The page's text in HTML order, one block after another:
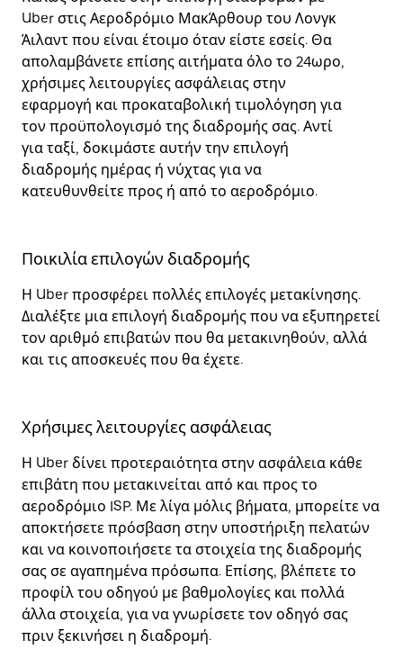
Uber στις Αεροδρόμιο ΜακΆρθουρ του Λονγκ
Άιλαντ που είναι έτοιμο όταν είστε εσείς. Θα
απολαμβάνετε επίσης αιτήματα όλο το 24ωρο,
χρήσιμες λειτουργίες ασφάλειας στην
εφαρμογή και προκαταβολική τιμολόγηση για
τον προϋπολογισμό της διαδρομής σας. Αντί
για ταξί, δοκιμάστε αυτήν την επιλογή
διαδρομής ημέρας ή νύχτας για να
κατευθυνθείτε προς ή από το αεροδρόμιο.
Ποικιλία επιλογών διαδρομής
Η Uber προσφέρει πολλές επιλογές μετακίνησης.
Διαλέξτε μια επιλογή διαδρομής που να εξυπηρετεί
τον αριθμό επιβατών που θα μετακινηθούν, αλλά
και τις αποσκευές που θα έχετε.
Χρήσιμες λειτουργίες ασφάλειας
Η Uber δίνει προτεραιότητα στην ασφάλεια κάθε
επιβάτη που μετακινείται από και προς το
αεροδρόμιο ISP. Με λίγα μόλις βήματα, μπορείτε να
αποκτήσετε πρόσβαση στην υποστήριξη πελατών
και να κοινοποιήσετε τα στοιχεία της διαδρομής
σας σε αγαπημένα πρόσωπα. Επίσης, βλέπετε το
προφίλ του οδηγού με βαθμολογίες και πολλά
άλλα στοιχεία, για να γνωρίσετε τον οδηγό σας
πριν ξεκινήσει η διαδρομή.